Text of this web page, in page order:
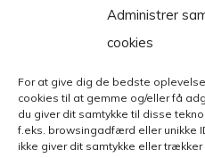
Administrer
cookies
For at give dig de bedste
cookies til at gemme og/eller få
du giver dit samtykke til disse
f.eks. browsingadfærd eller unikke
ikke giver dit samtykke eller